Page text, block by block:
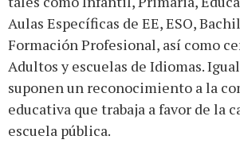
Aulas Específicas de EE, ESO,
Formación Profesional, así como
Adultos y escuelas de Idiomas.
suponen un reconocimiento a la
educativa que trabaja a favor de la
escuela pública.